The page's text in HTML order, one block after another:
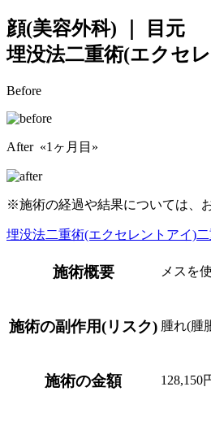
顔(美容外科) ｜ 目元
埋没法二重術(エクセ
Before
After «1ヶ月目»
※施術の経過や結果については、
埋没法二重術(エクセレントアイ)
施術概要 メスを
施術の副作用(リスク) 腫れ(腫
施術の金額 128,150